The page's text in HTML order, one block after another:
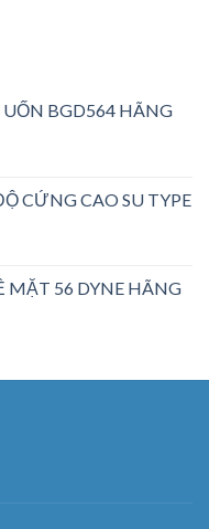
BGD564 HÃNG
CỨNG CAO SU TYPE
MẶT 56 DYNE HÃNG